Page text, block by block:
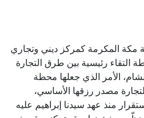
مكة المكرمة كمركز ديني وتجاري
التقاء رئيسية بين طرق التجارة
الأمر الذي جعلها محطة
مصدر رزقها الأساسي،
منذ عهد سيدنا إبراهيم عليه